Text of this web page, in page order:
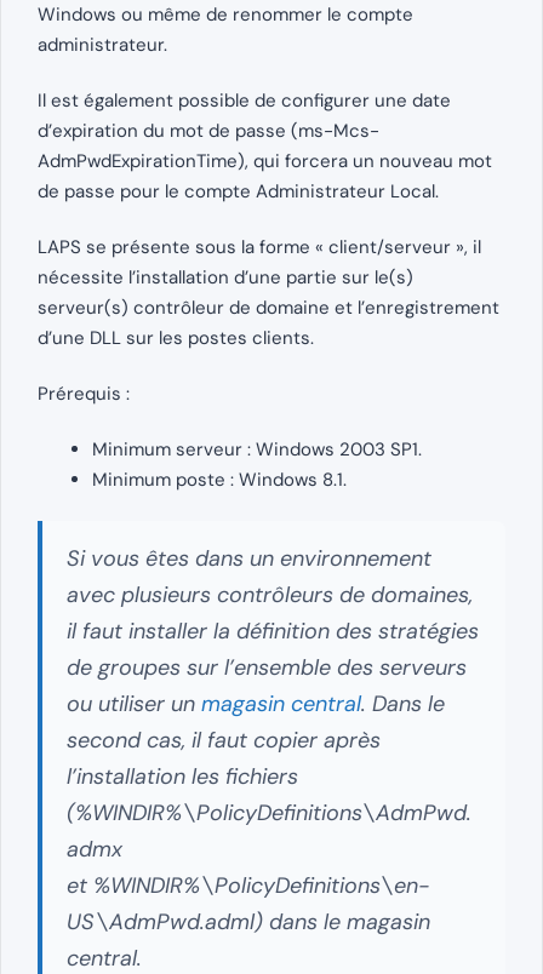
Windows ou même de renommer le compte
administrateur.
Il est également possible de configurer une date
d’expiration du mot de passe (ms-Mcs-
AdmPwdExpirationTime), qui forcera un nouveau mot
de passe pour le compte Administrateur Local.
LAPS se présente sous la forme « client/serveur », il
nécessite l’installation d’une partie sur le(s)
serveur(s) contrôleur de domaine et l’enregistrement
d’une DLL sur les postes clients.
Prérequis :
Minimum serveur : Windows 2003 SP1.
Minimum poste : Windows 8.1.
Si vous êtes dans un environnement
avec plusieurs contrôleurs de domaines,
il faut installer la définition des stratégies
de groupes sur l’ensemble des serveurs
ou utiliser un magasin central. Dans le
second cas, il faut copier après
l’installation les fichiers
(%WINDIR%\PolicyDefinitions\AdmPwd.
admx
et %WINDIR%\PolicyDefinitions\en-
US\AdmPwd.adml) dans le magasin
central.